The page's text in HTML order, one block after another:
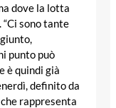
dove la lotta
sono tante
punto può
è quindi già
definito da
rappresenta